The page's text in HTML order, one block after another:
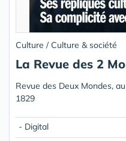
Culture / Culture & société
La Revue des 2
Revue des Deux Mondes,
1829
- Digital